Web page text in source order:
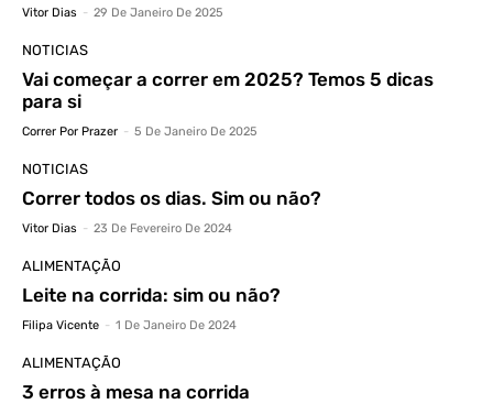
Vitor Dias - 29 De Janeiro De 2025
NOTICIAS
Vai começar a correr em 2025? Temos 5 dicas
para si
Correr Por Prazer - 5 De Janeiro De 2025
NOTICIAS
Correr todos os dias. Sim ou não?
Vitor Dias - 23 De Fevereiro De 2024
ALIMENTAÇÃO
Leite na corrida: sim ou não?
Filipa Vicente - 1 De Janeiro De 2024
ALIMENTAÇÃO
3 erros à mesa na corrida